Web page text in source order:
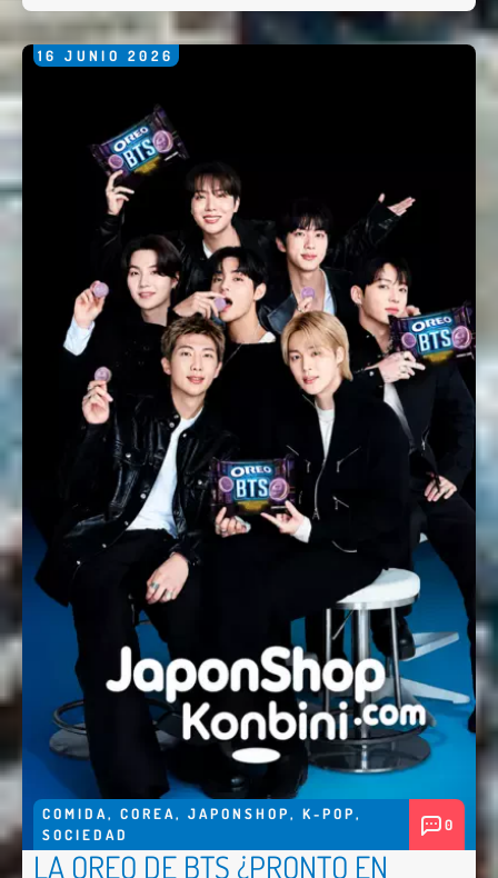
16 JUNIO 2026
COMIDA, COREA, JAPONSHOP, K-POP,
SOCIEDAD
0
LA OREO DE BTS ¿PRONTO EN